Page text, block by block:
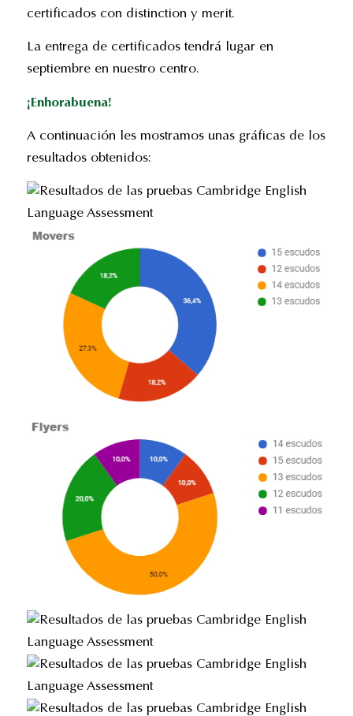
certificados con distinction y merit.
La entrega de certificados tendrá lugar en
septiembre en nuestro centro.
¡Enhorabuena!
A continuación les mostramos unas gráficas de los
resultados obtenidos: